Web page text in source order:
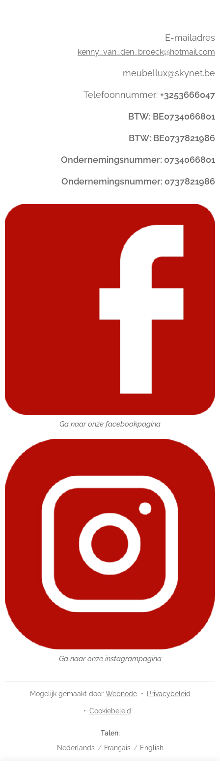
E-mailadres
kenny_van_den_broeck@hotmail.com
meubellux@skynet.be
Telefoonnummer: +3253666047
BTW: BE0734066801
BTW: BE0737821986
Ondernemingsnummer: 0734066801
Ondernemingsnummer: 0737821986
Ga naar onze facebookpagina
Ga naar onze instagrampagina
Mogelijk gemaakt door Webnode Privacybeleid
Cookiebeleid
Talen
Nederlands
Français English